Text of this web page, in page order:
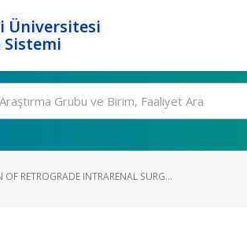
Üniversitesi
OF RETROGRADE INTRARENAL SURG...